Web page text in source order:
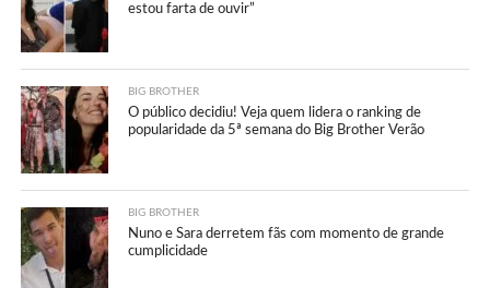
estou farta de ouvir”
BIG BROTHER
O público decidiu! Veja quem lidera o ranking de
popularidade da 5ª semana do Big Brother Verão
BIG BROTHER
Nuno e Sara derretem fãs com momento de grande
cumplicidade